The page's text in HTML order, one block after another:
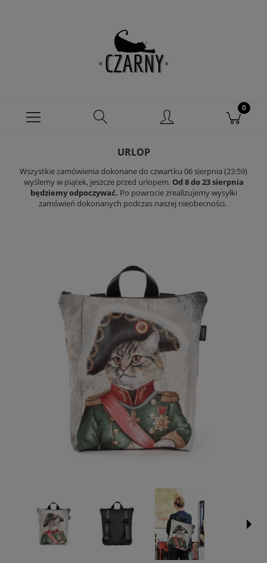
URLOP
Wszystkie zamówienia dokonane do czwartku 06 sierpnia (23:59)
wyślemy w piątek, jeszcze przed urlopem. Od 8 do 23 sierpnia
będziemy odpoczywać. Po powrocie zrealizujemy wysyłki
zamówień dokonanych podczas naszej nieobecności.